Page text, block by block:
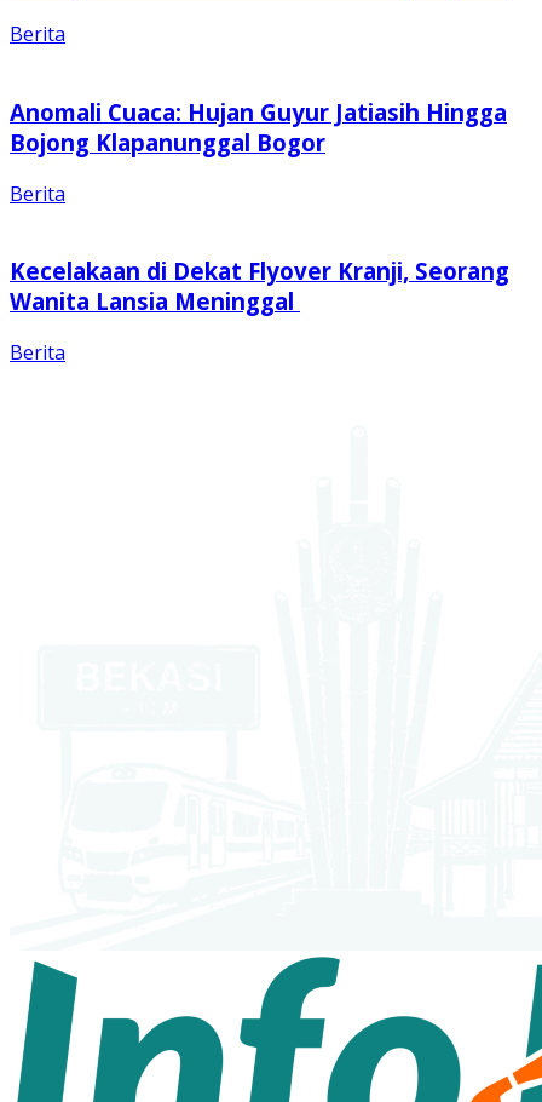
Berita
Anomali Cuaca: Hujan Guyur Jatiasih Hingga
Bojong Klapanunggal Bogor
Berita
Kecelakaan di Dekat Flyover Kranji, Seorang
Wanita Lansia Meninggal
Berita